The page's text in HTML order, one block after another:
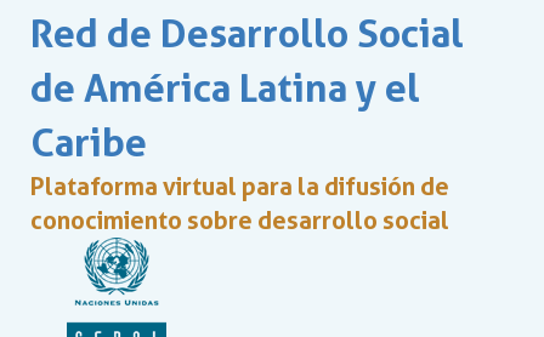
Red de Desarrollo Social
de América Latina y el
Caribe
Plataforma virtual para la difusión de
conocimiento sobre desarrollo social